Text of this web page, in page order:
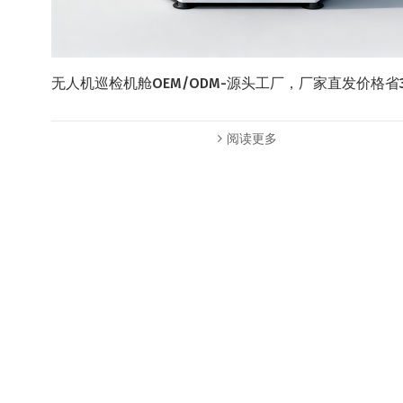
无人机巡检机舱OEM/ODM-源头工厂，厂家直发价格
阅读更多